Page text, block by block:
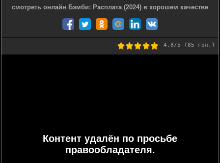
смотреть онлайн Бэмби: Расплата (2024) в хорошем качестве
4.8/5 (85 гол.)
Контент удалён по просьбе
правообладателя.